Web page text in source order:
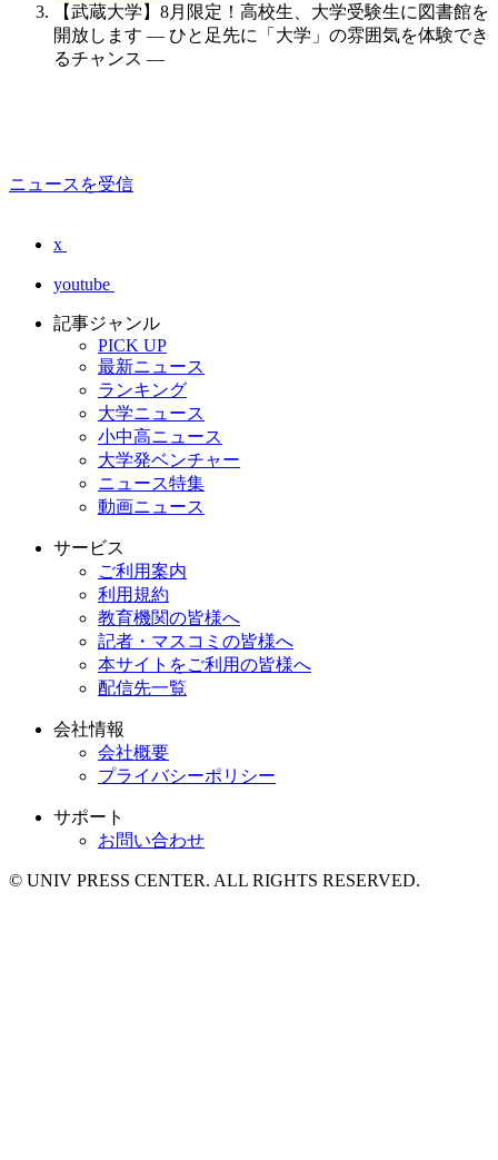
【武蔵大学】8月限定！高校生、大学受験生に図書館を
開放します — ひと足先に「大学」の雰囲気を体験でき
るチャンス —
ニュースを受信
x
youtube
記事ジャンル
PICK UP
最新ニュース
ランキング
大学ニュース
小中高ニュース
大学発ベンチャー
ニュース特集
動画ニュース
サービス
ご利用案内
利用規約
教育機関の皆様へ
記者・マスコミの皆様へ
本サイトをご利用の皆様へ
配信先一覧
会社情報
会社概要
プライバシーポリシー
サポート
お問い合わせ
© UNIV PRESS CENTER. ALL RIGHTS RESERVED.